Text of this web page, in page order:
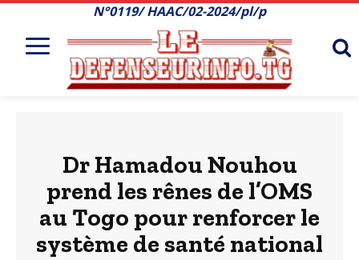
N°0119/ HAAC/02-2024/pl/p
Dr Hamadou Nouhou
prend les rênes de l’OMS
au Togo pour renforcer le
système de santé national